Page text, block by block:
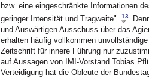
bzw. eine eingeschränkte Informationen
geringer Intensität und Tragweite". 13
und Auswärtigen Ausschuss über das
erhalten häufig vollkommen
Zeitschrift für innere Führung nur
auf Aussagen von IMI-Vorstand Tobias
Verteidigung hat die Obleute der